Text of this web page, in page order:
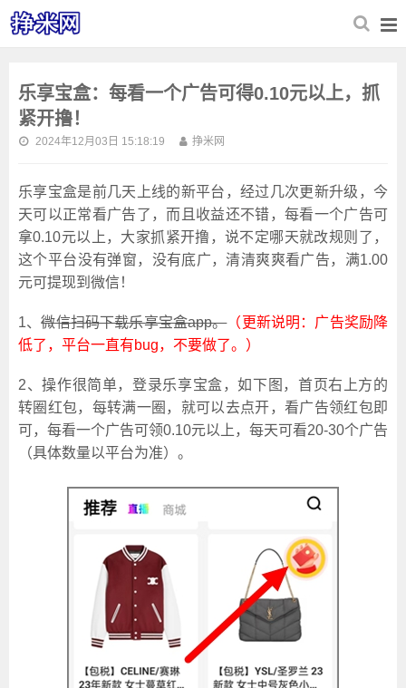
乐享宝盒：每看一个广告可得0.10元以上，抓
紧开撸！
2024年12月03日 15:18:19 挣米网
乐享宝盒是前几天上线的新平台，经过几次更新升级，今
天可以正常看广告了，而且收益还不错，每看一个广告可
拿0.10元以上，大家抓紧开撸，说不定哪天就改规则了，
这个平台没有弹窗，没有底广，清清爽爽看广告，满1.00
元可提现到微信！
1、微信扫码下载乐享宝盒app。（更新说明：广告奖励降
低了，平台一直有bug，不要做了。）
2、操作很简单，登录乐享宝盒，如下图，首页右上方的
转圈红包，每转满一圈， 就可以去点开，看广告领红包即
可，每看一个广告可领0.10元以上，每天可看20-30个广告
（具体数量以平台为准）。